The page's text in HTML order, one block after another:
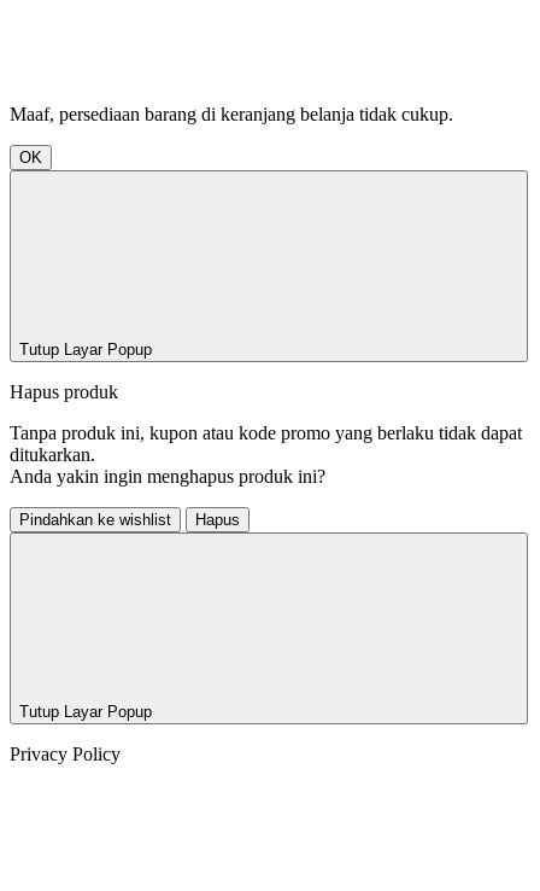
Maaf, persediaan barang di keranjang belanja tidak cukup.
OK
Tutup Layar Popup
Hapus produk
Tanpa produk ini, kupon atau kode promo yang berlaku tidak dapat
ditukarkan.
Anda yakin ingin menghapus produk ini?
Pindahkan ke wishlist Hapus
Tutup Layar Popup
Privacy Policy